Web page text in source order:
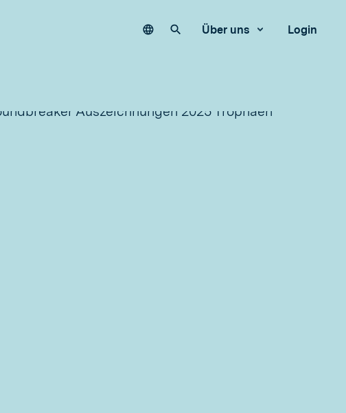
LanguageUnsere Website durchsuchen
Über uns Login